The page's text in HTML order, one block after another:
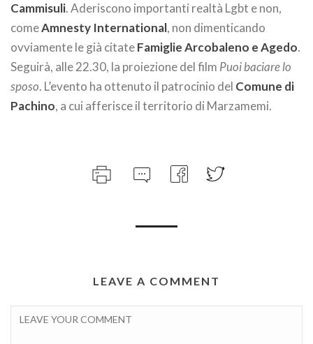
Cammisuli. Aderiscono importanti realtà Lgbt e non,
comeAmnesty International, non dimenticando
ovviamente le già citateFamiglie Arcobaleno e Agedo.
Seguirà, alle 22.30, la proiezione del film Puoi baciare lo
sposo. L’evento ha ottenuto il patrocinio del Comune di
Pachino, a cui afferisce il territorio di Marzamemi.
LEAVE A COMMENT